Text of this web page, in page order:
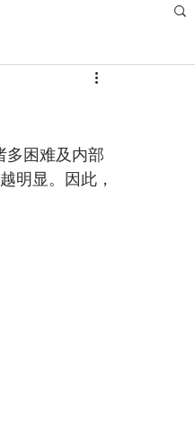
明显。因此，